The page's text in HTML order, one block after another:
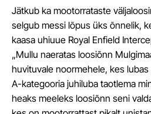
Jätkub ka mootorrataste
selgub messi lõpus üks õnnelik,
kaasa uhiuue Royal Enfield
„Mullu naeratas loosiõnn
huvituvale noormehele, kes
A-kategooria juhiluba taotlema
heaks meeleks loosiõnn seni